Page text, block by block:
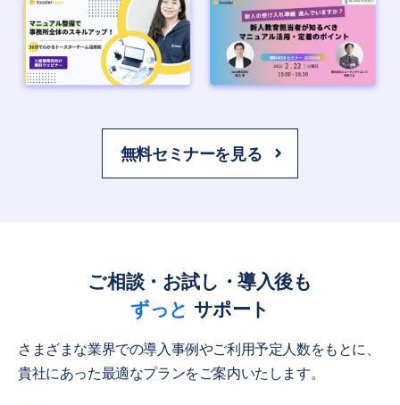
無料セミナーを見る
ご相談・お試し・導入後も
ずっと サポート
さまざまな業界での導入事例やご利用予定人数をもとに、
貴社にあった最適なプランをご案内いたします。